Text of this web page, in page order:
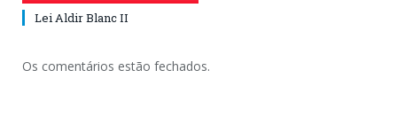
Lei Aldir Blanc II
Os comentários estão fechados.